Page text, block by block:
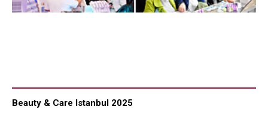
Beauty & Care Istanbul 2025